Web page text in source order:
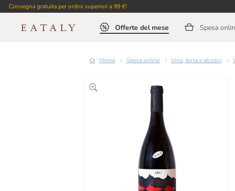
Consegna gratuita per ordini superiori a 99 €!
Offerte del mese Spesa
Home Spesa online Vino, birra e alcolici